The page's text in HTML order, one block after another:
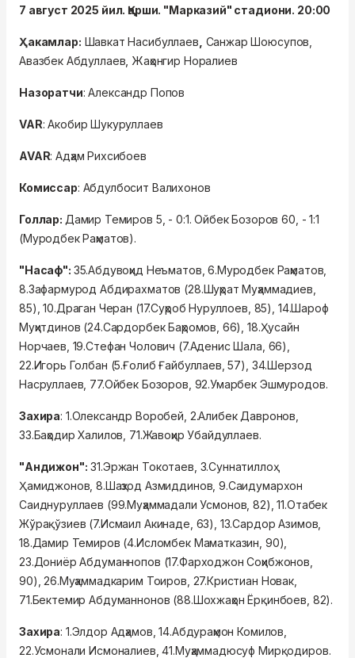
7 август 2025 йил. Қарши. "Марказий" стадиони. 20:00
Ҳакамлар: Шавкат Насибуллаев Санжар Шоюсупов,
Авазбек Абдуллаев , Жаҳонгир Норалиев
Назоратчи: Александр Попов
VAR: Акобир Шукуруллаев
AVAR: Адҳам Рихсибоев
Комиссар: Абдулбосит Валихонов
Голлар: Дамир Темиров 5, - 0:1. Ойбек Бозоров 60, - 1:1
(Муродбек Раҳматов).
"Насаф": 35.Абдувоҳид Неъматов, 6.Муродбек Раҳматов,
8.Зафармурод Абдирахматов (28.Шуҳрат Муҳаммадиев,
85), 10.Драган Черан (17.Суҳроб Нуруллоев, 85), 14.Шароф
Муҳитдинов (24.Сардорбек Баҳромов, 66), 18.Ҳусайн
Норчаев, 19.Стефан Чолович (7.Аденис Шала, 66),
22.Игорь Голбан (5.Ғолиб Ғайбуллаев, 57), 34.Шерзод
Насруллаев, 77.Ойбек Бозоров, 92.Умарбек Эшмуродов.
Захира: 1.Олександр Воробей, 2.Алибек Давронов,
33.Баҳодир Халилов, 71.Жавоҳир Убайдуллаев.
"Андижон": 31.Эржан Токотаев, 3.Суннатиллоҳ
Ҳамиджонов, 8.Шаҳзод Азмиддинов, 9.Саидумархон
Саиднуруллаев (99.Муҳаммадали Усмонов, 82), 11.Отабек
Жўрақўзиев (7.Исмаил Акинаде, 63), 13.Сардор Азимов,
18.Дамир Темиров (4.Исломбек Маматказин, 90),
23.Дониёр Абдуманнопов (17.Фарходжон Соҳибжонов,
90), 26.Муҳаммадкарим Тоиров, 27.Кристиан Новак,
71.Бектемир Абдуманнонов (88.Шохжаҳон Ёрқинбоев, 82).
Захира: 1.Элдор Адҳамов, 14.Абдураҳмон Комилов,
22.Усмонали Исмоналиев, 41.Муҳаммадюсуф Мирқодиров.